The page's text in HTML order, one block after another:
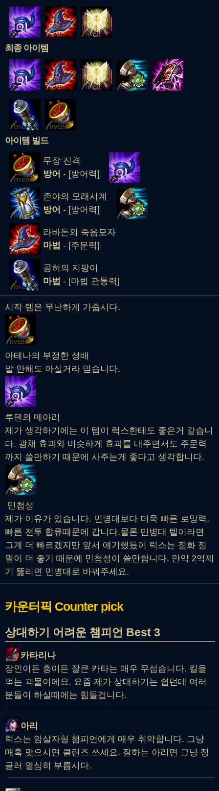
최종 아이템
아이템 빌드
무장 진격
방어 - [방어력]
존야의 모래시계
방어 - [방어력]
라바돈의 죽음모자
마법 - [주문력]
공허의 지팡이
마법 - [마법 관통력]
시작 템은 무난하게 가줍시다.
아테나의 부정한 성배
말 안해도 아실거라 믿습니다.
루덴의 메아리
제가 생각하기에는 이 템이 럭스한테도 좋은거 같습니
다. 광채 효과와 비슷하게 효과를 내주면서도 주문력
까지 쓸만하기 때문에 사주는게 좋다고 생각합니다.
민첩성
제가 이유가 있습니다. 민병대보다 더욱 빠른 로밍력,
빠른 전투 합류때문에 갑니다.물론 민병대 텔이라면
그게 더 빠르겠지만 앞서 얘기했듰이 럭스는 점화 점
멸이 더 좋기 때문에 민첩성이 쓸만합니다. 만약 2억제
기 뚫리면 민병대로 바꿔주세요.
카운터픽 Counter pick
상대하기 어려운 챔피언 Best 3
카타리나
장인이든 충이든 잘큰 카타는 매우 무섭습니다. 킬을
먹는 괴물이에요. 요즘 제가 상대하기는 쉽던데 여러
분들이 하실때에는 힘들겁니다.
아리
럭스는 암살자형 챔피언에게 매우 취약합니다. 그냥
매혹 맞으시면 클린즈 쓰세요. 잘하는 아리면 그냥 정
글러 열심히 부릅시다.